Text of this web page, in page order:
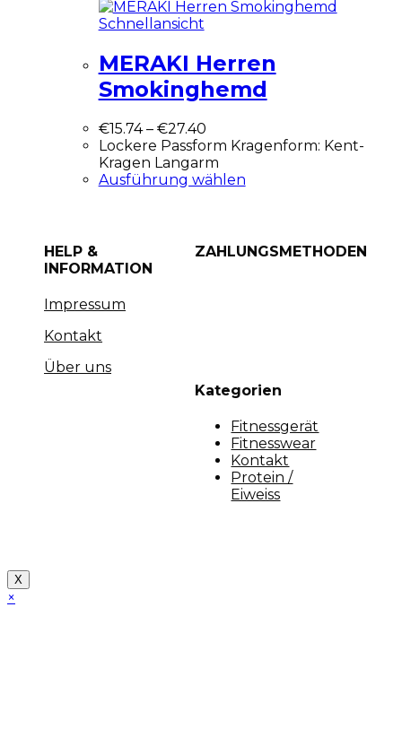
Schnellansicht
MERAKI Herren
Smokinghemd
€15.74– €27.40
Lockere Passform Kragenform: Kent-
Kragen Langarm
Ausführung wählen
HELP &
INFORMATION
Impressum
Kontakt
Über uns
ZAHLUNGSMETHODEN
Kategorien
Fitnessgerät
Fitnesswear
Kontakt
Protein /
Eiweiss
X
×